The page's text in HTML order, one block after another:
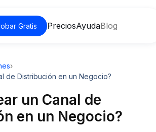
Gratis PreciosAyudaBlog
›
de Distribución en un Negocio?
un Canal de
en un Negocio?